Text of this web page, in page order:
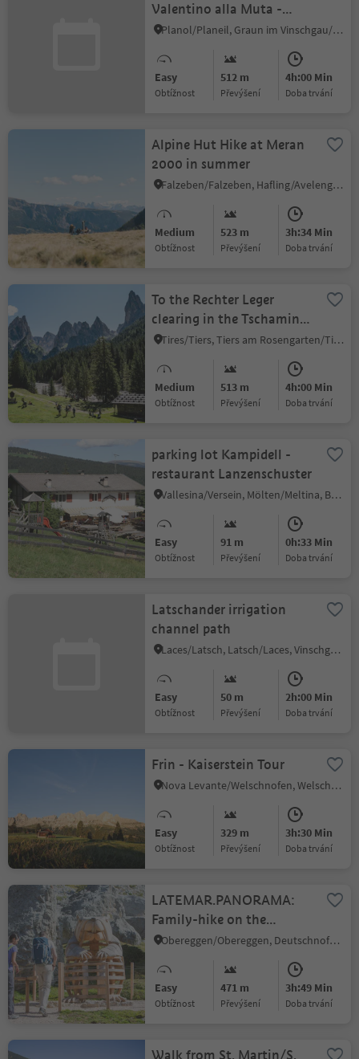
Valentino alla Muta -
Planol
Planol/Planeil, Graun im Vinschgau/Curon Venosta, Vinschgau/Val Venosta
Easy
Obtížnost
512 m
Převýšení
4h:00 Min
doba trvání
Alpine Hut Hike at Meran
2000 in summer
Falzeben/Falzeben, Hafling/Avelengo, Meran/Merano and environs
Medium
Obtížnost
523 m
Převýšení
3h:34 Min
doba trvání
To the Rechter Leger
clearing in the Tschamin
Valley
Tires/Tiers, Tiers am Rosengarten/Tires al Catinaccio, Dolomites Region Seiser Alm
Medium
Obtížnost
513 m
Převýšení
4h:00 Min
doba trvání
parking lot Kampidell -
restaurant Lanzenschuster
Vallesina/Versein, Mölten/Meltina, Bolzano/Bozen and environs
Easy
Obtížnost
91 m
Převýšení
0h:33 Min
doba trvání
Latschander irrigation
channel path
Laces/Latsch, Latsch/Laces, Vinschgau/Val Venosta
Easy
Obtížnost
50 m
Převýšení
2h:00 Min
doba trvání
Frin - Kaiserstein Tour
Nova Levante/Welschnofen, Welschnofen/Nova Levante, Dolomites Region Eggental
Easy
Obtížnost
329 m
Převýšení
3h:30 Min
doba trvání
LATEMAR.PANORAMA:
Family-hike on the
nature-trail
Obereggen/Obereggen, Deutschnofen/Nova Ponente, Dolomites Region Eggental
Easy
Obtížnost
471 m
Převýšení
3h:49 Min
doba trvání
Walk from St. Martin/S.